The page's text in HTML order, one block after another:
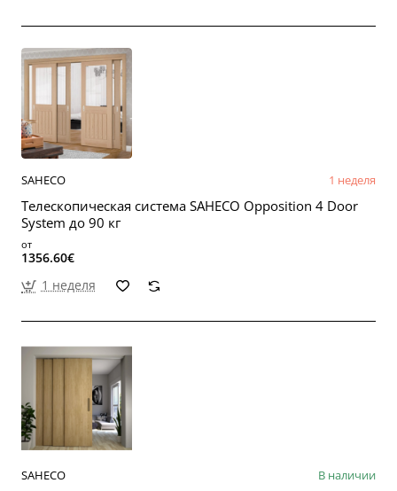
SAHECO 1 неделя
Телескопическая система SAHECO Opposition 4 Door
System до 90 кг
от
1356.60€
1 неделя
SAHECO В наличии